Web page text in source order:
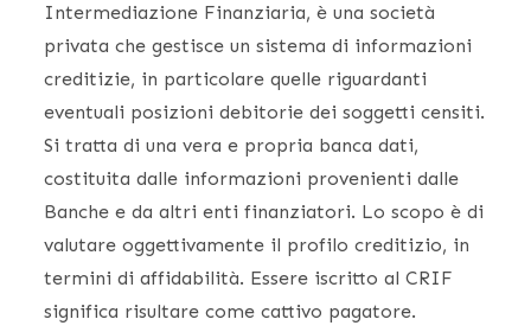
Intermediazione Finanziaria, è una società
privata che gestisce un sistema di informazioni
creditizie, in particolare quelle riguardanti
eventuali posizioni debitorie dei soggetti censiti.
Si tratta di una vera e propria banca dati,
costituita dalle informazioni provenienti dalle
Banche e da altri enti finanziatori. Lo scopo è di
valutare oggettivamente il profilo creditizio, in
termini di affidabilità. Essere iscritto al CRIF
significa risultare come cattivo pagatore.